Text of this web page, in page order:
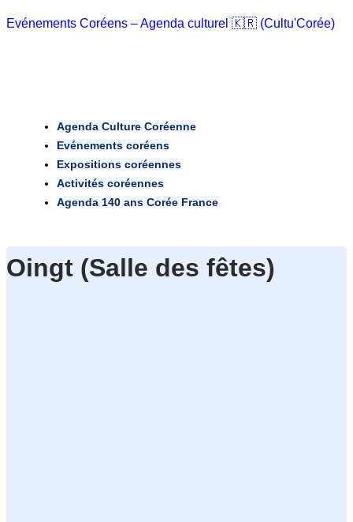
Evénements Coréens – Agenda culturel 🇰🇷 (Cultu'Corée)
Agenda Culture Coréenne
Evénements coréens
Expositions coréennes
Activités coréennes
Agenda 140 ans Corée France
Oingt (Salle des fêtes)